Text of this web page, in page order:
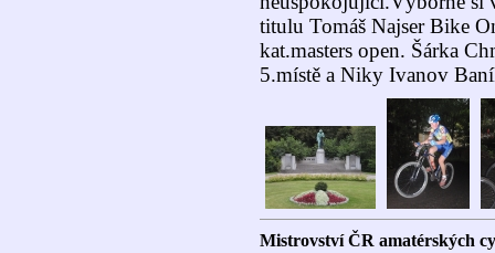
titulu Tomáš Najser Bike
kat.masters open. Šárka
5.místě a Niky Ivanov
Mistrovství ČR amatérských